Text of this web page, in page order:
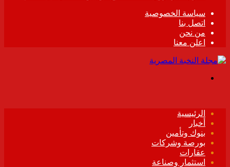
سياسة الخصوصية
اتصل بنا
من نحن
اعلن معنا
الرئيسية
أخبار
بنوك وتأمين
بورصة وشركات
عقارات
استثمار وصناعة